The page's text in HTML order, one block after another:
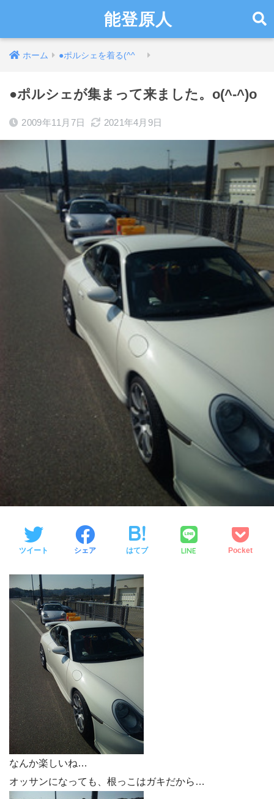
能登原人
ホーム ●ポルシェを着る(^^ゞ
●ポルシェが集まって来ました。o(^-^)o
2009年11月7日 2021年4月9日
ツイート シェア はてブ LINE Pocket
なんか楽しいね…
オッサンになっても、根っこはガキだから…